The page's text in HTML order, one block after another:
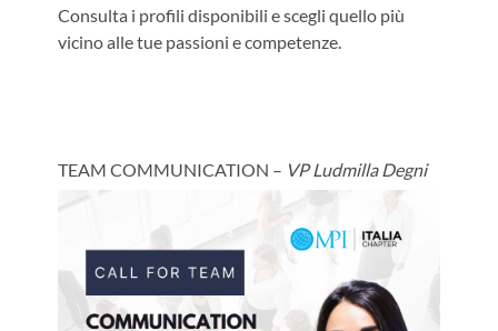
Consulta i profili disponibili e scegli quello più
vicino alle tue passioni e competenze.
TEAM COMMUNICATION – VP Ludmilla Degni